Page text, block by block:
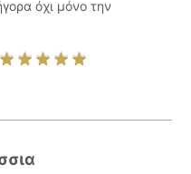
όχι μόνο την